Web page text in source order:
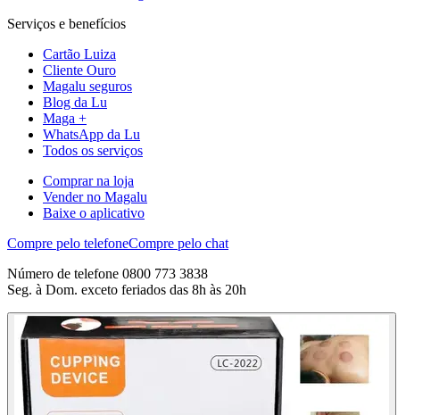
Serviços e benefícios
Cartão Luiza
Cliente Ouro
Magalu seguros
Blog da Lu
Maga +
WhatsApp da Lu
Todos os serviços
Comprar na loja
Vender no Magalu
Baixe o aplicativo
Compre pelo telefoneCompre pelo chat
Número de telefone 0800 773 3838
Seg. à Dom. exceto feriados das 8h às 20h